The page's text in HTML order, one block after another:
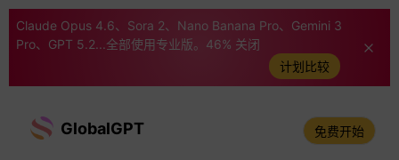
Claude Opus 4.6、Sora 2、Nano Banana Pro、Gemini 3
Pro、GPT 5.2...全部使用专业版。46% 关闭
计划比较
GlobalGPT 免费开始